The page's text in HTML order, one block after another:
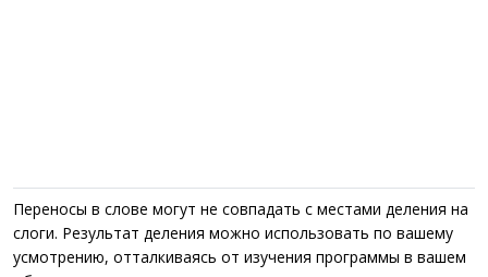
Переносы в слове могут не совпадать с местами деления на
слоги. Результат деления можно использовать по вашему
усмотрению, отталкиваясь от изучения программы в вашем